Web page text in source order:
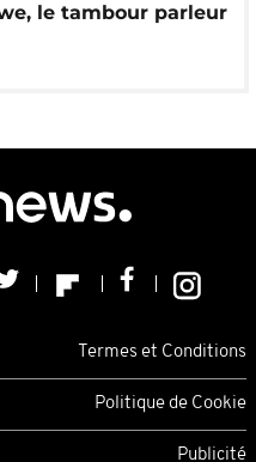
le tambour parleur
Termes et Conditions
Politique de Cookie
Publicité